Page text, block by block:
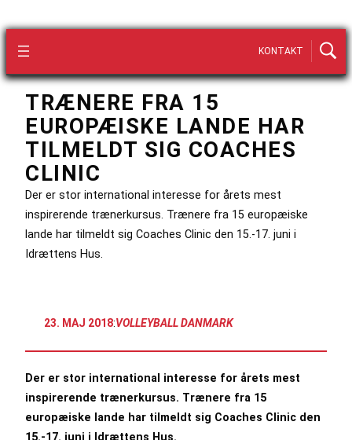
KONTAKT
TRÆNERE FRA 15
EUROPÆISKE LANDE HAR
TILMELDT SIG COACHES
CLINIC
Der er stor international interesse for årets mest
inspirerende trænerkursus. Trænere fra 15 europæiske
lande har tilmeldt sig Coaches Clinic den 15.-17. juni i
Idrættens Hus.
23. MAJ 2018:VOLLEYBALL DANMARK
Der er stor international interesse for årets mest
inspirerende trænerkursus. Trænere fra 15
europæiske lande har tilmeldt sig Coaches Clinic den
15.-17. juni i Idrættens Hus.